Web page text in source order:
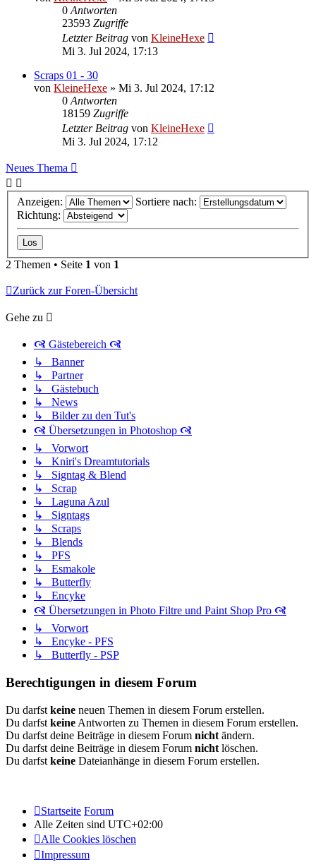
0 Antworten
23593 Zugriffe
Letzter Beitrag von KleineHexe
Mi 3. Jul 2024, 17:13
Scraps 01 - 30
von KleineHexe » Mi 3. Jul 2024, 17:12
0 Antworten
18159 Zugriffe
Letzter Beitrag von KleineHexe
Mi 3. Jul 2024, 17:12
Neues Thema
Anzeigen:
Sortiere nach:
Richtung:
2 Themen • Seite 1 von 1
Zurück zur Foren-Übersicht
Gehe zu
🙧 Gästebereich 🙧
↳ Banner
↳ Partner
↳ Gästebuch
↳ News
↳ Bilder zu den Tut's
🙧 Übersetzungen in Photoshop 🙧
↳ Vorwort
↳ Kniri's Dreamtutorials
↳ Signtag & Blend
↳ Scrap
↳ Laguna Azul
↳ Signtags
↳ Scraps
↳ Blends
↳ PFS
↳ Esmakole
↳ Butterfly
↳ Encyke
🙧 Übersetzungen in Photo Filtre und Paint Shop Pro 🙧
↳ Vorwort
↳ Encyke - PFS
↳ Butterfly - PSP
Berechtigungen in diesem Forum
Du darfst keine neuen Themen in diesem Forum erstellen.
Du darfst keine Antworten zu Themen in diesem Forum erstellen.
Du darfst deine Beiträge in diesem Forum nicht ändern.
Du darfst deine Beiträge in diesem Forum nicht löschen.
Du darfst keine Dateianhänge in diesem Forum erstellen.
Startseite Forum
Alle Zeiten sind UTC+02:00
Alle Cookies löschen
Impressum